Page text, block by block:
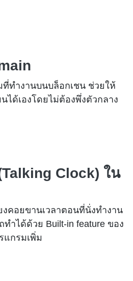
ที่ทำงานบนบล็อกเชน ช่วยให้
ได้เองโดยไม่ต้องพึ่งตัวกลาง
Clock) ใน
คอยขานเวลาตอนที่นั่งทำงาน
ทำได้ด้วย Built-in feature ของ
แกรมเพิ่ม